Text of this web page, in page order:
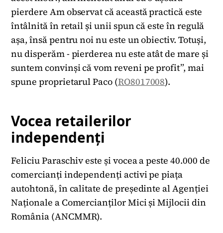
pierdere Am observat că această practică este
întâlnită în retail și unii spun că este în regulă
așa, însă pentru noi nu este un obiectiv. Totuși,
nu disperăm - pierderea nu este atât de mare și
suntem convinși că vom reveni pe profit”, mai
spune proprietarul Paco (RO8017008).
Vocea retailerilor
independenți
Feliciu Paraschiv este și vocea a peste 40.000 de
comercianți independenți activi pe piața
autohtonă, în calitate de președinte al Agenției
Naționale a Comercianților Mici și Mijlocii din
România (ANCMMR).